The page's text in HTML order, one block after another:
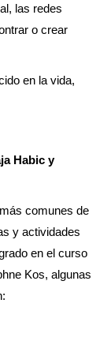
las redes
o crear
en la vida,
Habic y
comunes de
y actividades
en el curso
Kos, algunas